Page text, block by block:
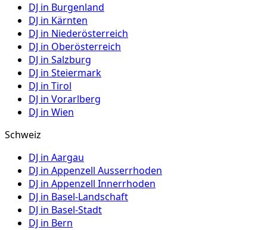
DJ in Burgenland
DJ in Kärnten
DJ in Niederösterreich
DJ in Oberösterreich
DJ in Salzburg
DJ in Steiermark
DJ in Tirol
DJ in Vorarlberg
DJ in Wien
Schweiz
DJ in Aargau
DJ in Appenzell Ausserrhoden
DJ in Appenzell Innerrhoden
DJ in Basel-Landschaft
DJ in Basel-Stadt
DJ in Bern